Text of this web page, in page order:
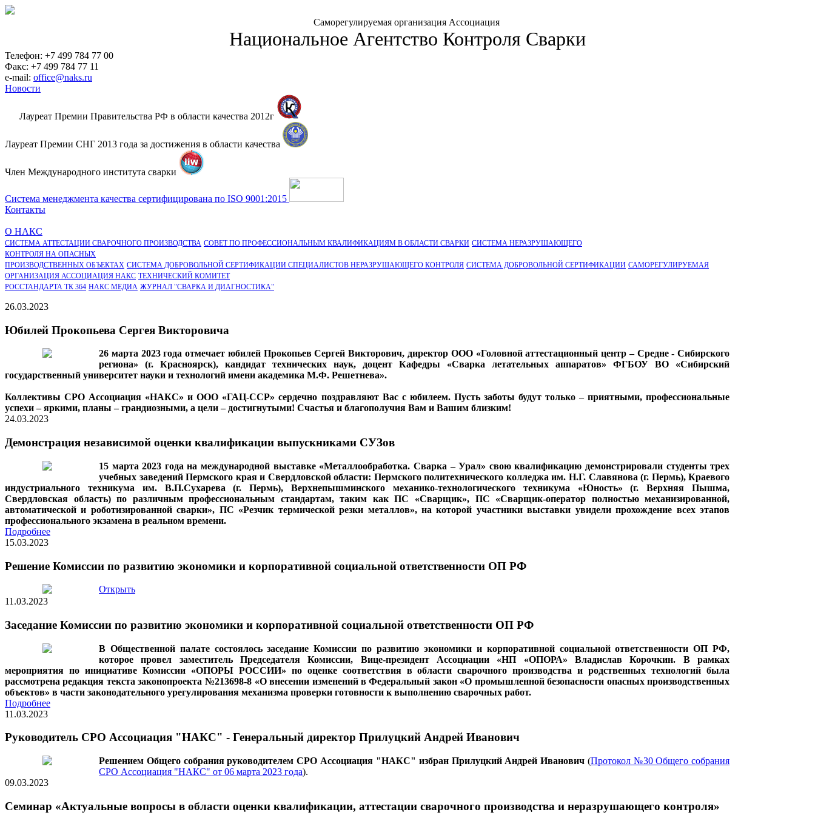
Саморегулируемая организация Ассоциация
Национальное Агентство Контроля Сварки
Телефон: +7 499 784 77 00
Факс: +7 499 784 77 11
e-mail: office@naks.ru
Новости
Лауреат Премии Правительства РФ в области качества 2012г
Лауреат Премии СНГ 2013 года за достижения в области качества
Член Международного института сварки
Система менеджмента качества сертифицирована по ISO 9001:2015
Контакты
О НАКС
СИСТЕМА АТТЕСТАЦИИ СВАРОЧНОГО ПРОИЗВОДСТВА СОВЕТ ПО ПРОФЕССИОНАЛЬНЫМ КВАЛИФИКАЦИЯМ В ОБЛАСТИ СВАРКИ СИСТЕМА НЕРАЗРУШАЮЩЕГО
КОНТРОЛЯ НА ОПАСНЫХ
ПРОИЗВОДСТВЕННЫХ ОБЪЕКТАХ СИСТЕМА ДОБРОВОЛЬНОЙ СЕРТИФИКАЦИИ СПЕЦИАЛИСТОВ НЕРАЗРУШАЮЩЕГО КОНТРОЛЯ СИСТЕМА ДОБРОВОЛЬНОЙ CЕРТИФИКАЦИИ САМОРЕГУЛИРУЕМАЯ
ОРГАНИЗАЦИЯ АССОЦИАЦИЯ НАКС ТЕХНИЧЕСКИЙ КОМИТЕТ
РОССТАНДАРТА ТК 364 НАКС МЕДИА ЖУРНАЛ "СВАРКА И ДИАГНОСТИКА"
26.03.2023
Юбилей Прокопьева Сергея Викторовича
26 марта 2023 года отмечает юбилей Прокопьев Сергей Викторович, директор ООО «Головной аттестационный центр – Средне - Сибирского
региона» (г. Красноярск), кандидат технических наук, доцент Кафедры «Сварка летательных аппаратов» ФГБОУ ВО «Сибирский
государственный университет науки и технологий имени академика М.Ф. Решетнева».
Коллективы СРО Ассоциация «НАКС» и ООО «ГАЦ-ССР» сердечно поздравляют Вас с юбилеем. Пусть заботы будут только – приятными, профессиональные
успехи – яркими, планы – грандиозными, а цели – достигнутыми! Счастья и благополучия Вам и Вашим близким!
24.03.2023
Демонстрация независимой оценки квалификации выпускниками СУЗов
15 марта 2023 года на международной выставке «Металлообработка. Сварка – Урал» свою квалификацию демонстрировали студенты трех
учебных заведений Пермского края и Свердловской области: Пермского политехнического колледжа им. Н.Г. Славянова (г. Пермь), Краевого
индустриального техникума им. В.П.Сухарева (г. Пермь), Верхнепышминского механико-технологического техникума «Юность» (г. Верхняя Пышма,
Свердловская область) по различным профессиональным стандартам, таким как ПС «Сварщик», ПС «Сварщик-оператор полностью механизированной,
автоматической и роботизированной сварки», ПС «Резчик термической резки металлов», на которой участники выставки увидели прохождение всех этапов
профессионального экзамена в реальном времени.
Подробнее
15.03.2023
Решение Комиссии по развитию экономики и корпоративной социальной ответственности ОП РФ
Открыть
11.03.2023
Заседание Комиссии по развитию экономики и корпоративной социальной ответственности ОП РФ
В Общественной палате состоялось заседание Комиссии по развитию экономики и корпоративной социальной ответственности ОП РФ,
которое провел заместитель Председателя Комиссии, Вице-президент Ассоциации «НП «ОПОРА» Владислав Корочкин. В рамках
мероприятия по инициативе Комиссии «ОПОРЫ РОССИИ» по оценке соответствия в области сварочного производства и родственных технологий была
рассмотрена редакция текста законопроекта №213698-8 «О внесении изменений в Федеральный закон «О промышленной безопасности опасных производственных
объектов» в части законодательного урегулирования механизма проверки готовности к выполнению сварочных работ.
Подробнее
11.03.2023
Руководитель СРО Ассоциация "НАКС" - Генеральный директор Прилуцкий Андрей Иванович
Решением Общего собрания руководителем СРО Ассоциация "НАКС" избран Прилуцкий Андрей Иванович (Протокол №30 Общего собрания
СРО Ассоциация "НАКС" от 06 марта 2023 года).
09.03.2023
Семинар «Актуальные вопросы в области оценки квалификации, аттестации сварочного производства и неразрушающего контроля»